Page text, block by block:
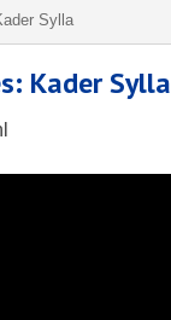
Sylla
Kader Sylla